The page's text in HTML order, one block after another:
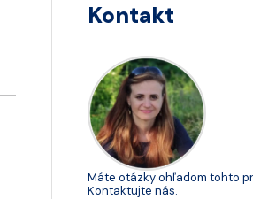
Kontakt
Máte otázky ohľadom tohto
Kontaktujte nás.